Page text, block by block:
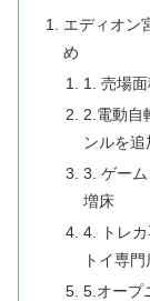
エディオン
め
1. 売場
2.電動自
ンルを追
3. ゲー
増床
4. トレ
トイ専
5.オープ